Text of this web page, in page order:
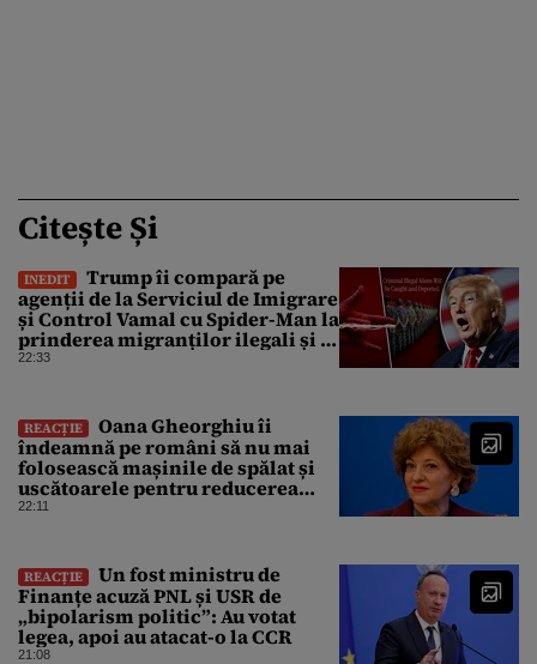
Citește Și
INEDIT
Trump îi compară pe
agenții de la Serviciul de Imigrare
și Control Vamal cu Spider-Man la
prinderea migranților ilegali și a
infractorilor
22:33
REACȚIE
Oana Gheorghiu îi
îndeamnă pe români să nu mai
folosească mașinile de spălat și
uscătoarele pentru reducerea
consumului de energie
22:11
REACȚIE
Un fost ministru de
Finanțe acuză PNL și USR de
„bipolarism politic”: Au votat
legea, apoi au atacat-o la CCR
21:08